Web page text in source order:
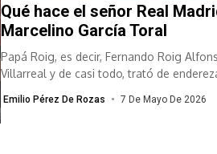
Qué hace el señor Real
Marcelino García Toral
Papá Roig, es decir, Fernando Roig
Villarreal y de casi todo, trató de
Emilio Pérez De Rozas 7 De Mayo De 2026